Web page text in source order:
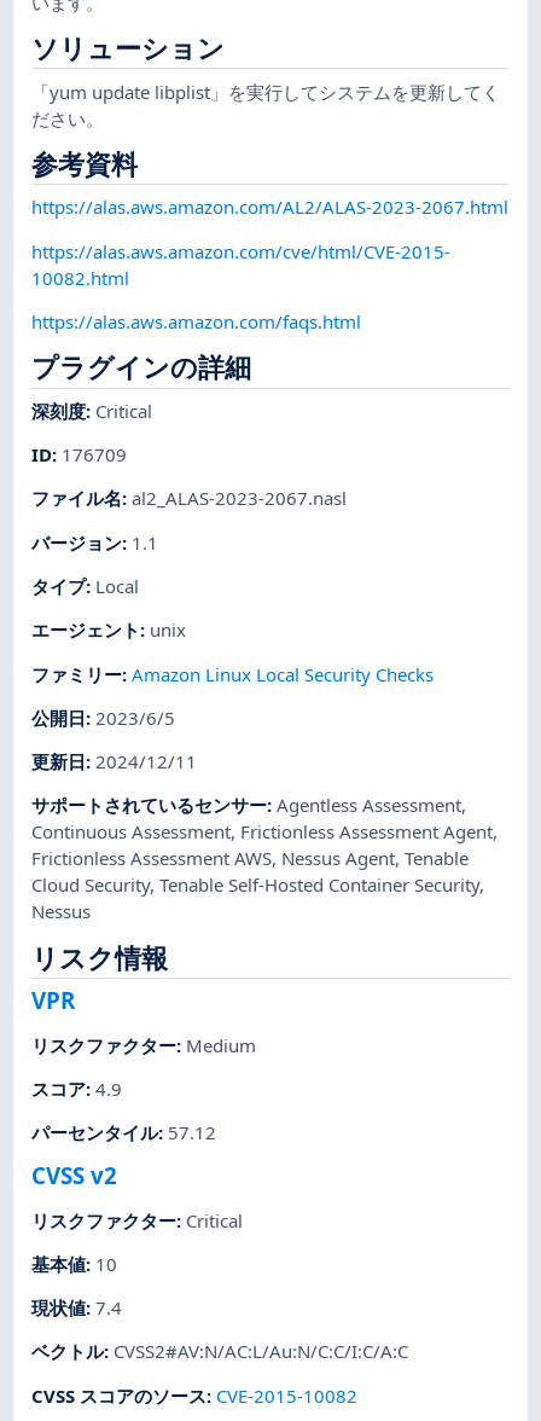
ソリューション
「yum update libplist」を実行してシステムを更新してく
ださい。
参考資料
https://alas.aws.amazon.com/AL2/ALAS-2023-2067.html
https://alas.aws.amazon.com/cve/html/CVE-2015-
10082.html
https://alas.aws.amazon.com/faqs.html
プラグインの詳細
深刻度: Critical
ID: 176709
ファイル名:al2_ALAS-2023-2067.nasl
バージョン: 1.1
タイプ: Local
エージェント : unix
ファミリー:Amazon Linux Local Security Checks
公開日: 2023/6/5
更新日:2024/12/11
サポートされているセンサー:Agentless Assessment,
Continuous Assessment, Frictionless Assessment Agent,
Frictionless Assessment AWS, Nessus Agent,Tenable
Cloud Security,Tenable Self-Hosted Container Security,
Nessus
リスク情報
VPR
リスクファクター: Medium
スコア:4.9
パーセンタイル: 57.12
CVSS v2
リスクファクター: Critical
基本値: 10
現状値:7.4
ベクトル: CVSS2#AV:N/AC:L/Au:N/C:C/I:C/A:C
CVSS スコアのソース: CVE-2015-10082